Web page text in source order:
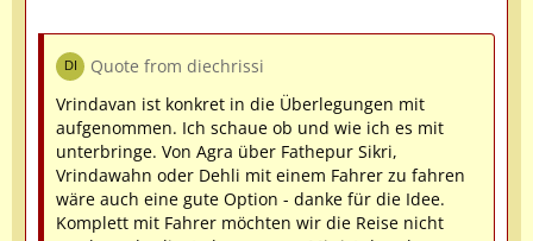
Quote from diechrissi
Vrindavan ist konkret in die Überlegungen mit
aufgenommen. Ich schaue ob und wie ich es mit
unterbringe. Von Agra über Fathepur Sikri,
Vrindawahn oder Dehli mit einem Fahrer zu fahren
wäre auch eine gute Option - danke für die Idee.
Komplett mit Fahrer möchten wir die Reise nicht